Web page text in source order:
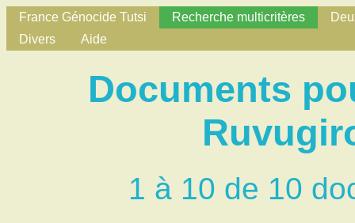
France Génocide Tutsi Recherche multicritères
Divers
Aide
Documents
1 à 10 de 10